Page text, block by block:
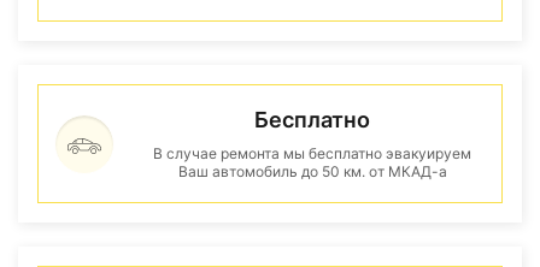
Бесплатно
В случае ремонта мы бесплатно эвакуируем
Ваш автомобиль до 50 км. от МКАД-а